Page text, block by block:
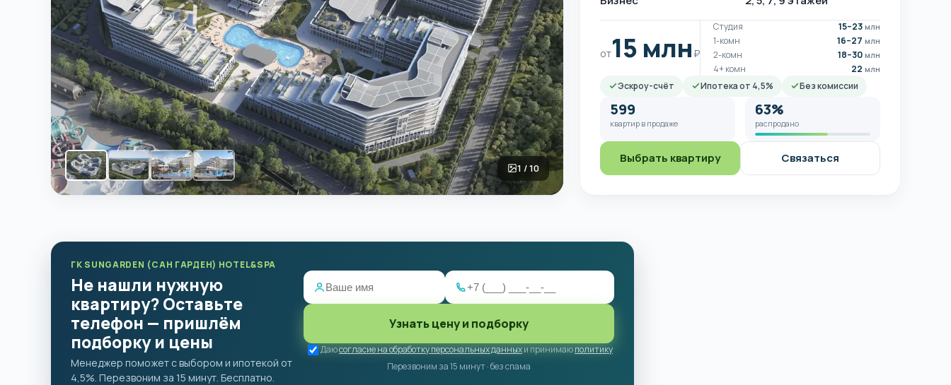
1 / 10
от15 млн ₽
Студия 15–23 млн
1-комн 16–27 млн
2-комн 18–30 млн
4+ комн 22 млн
Эскроу-счёт Ипотека от 4,5% Без комиссии
599
квартир в продаже
63%
распродано
Выбрать квартиру Связаться
ГК SUNGARDEN (САН ГАРДЕН) HOTEL&SPA
Не нашли нужную
квартиру? Оставьте
телефон — пришлём
подборку и цены
Менеджер поможет с выбором и ипотекой от
4,5%. Перезвоним за 15 минут. Бесплатно.
Узнать цену и подборку
Даюсогласие на обработку персональных данныхи принимаюполитику
Перезвоним за 15 минут · без спама